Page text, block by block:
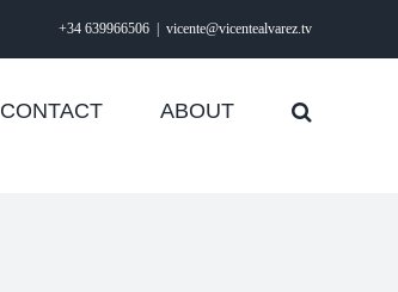
+34 639966506 vicente@vicentealvarez.tv
CONTACT ABOUT